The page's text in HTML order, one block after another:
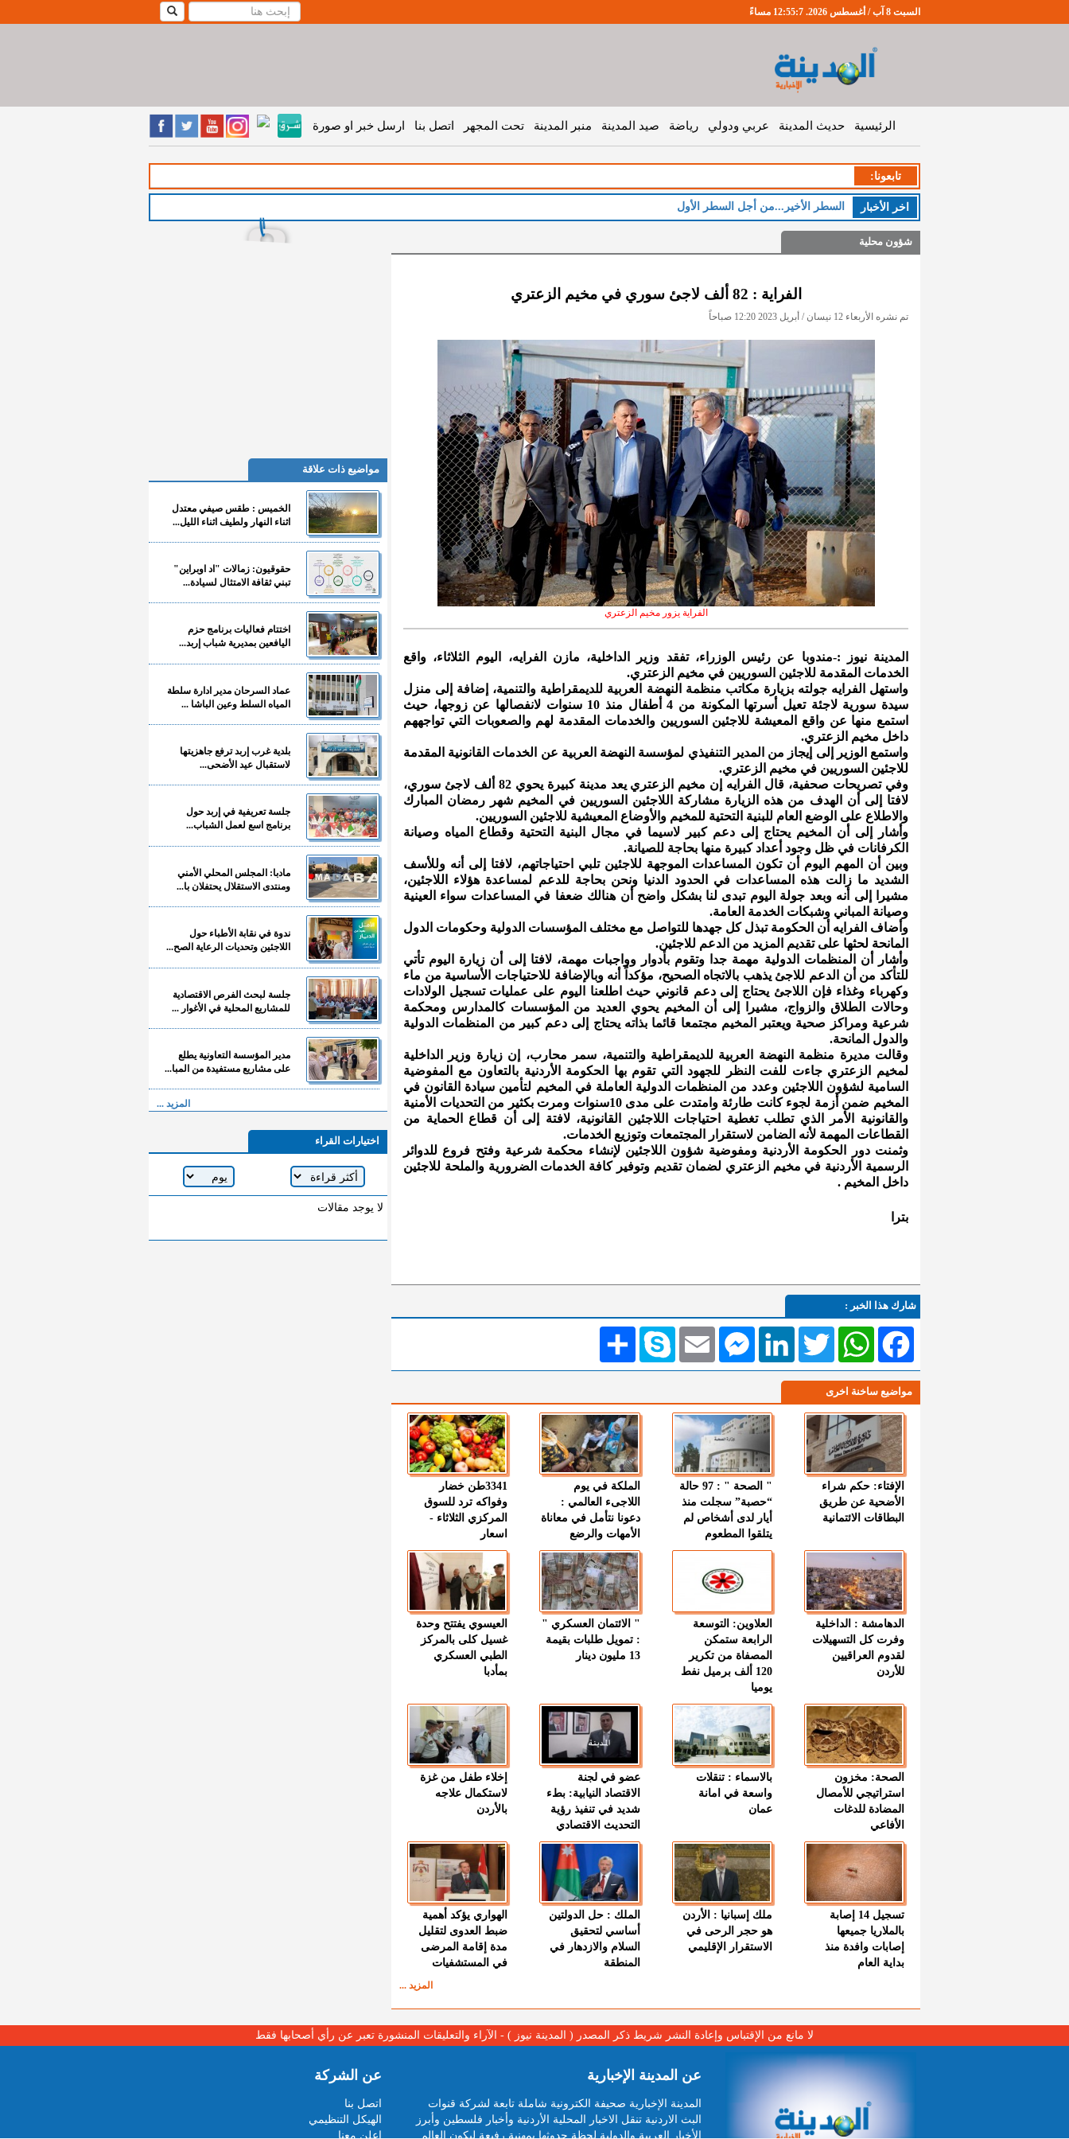
السبت 8 آب / أغسطس 2026. 12:55:8 مساءً
الرئيسية حديث المدينة عربي ودولي رياضة صيد المدينة منبر المدينة تحت المجهر اتصل بنا ارسل خبر او صورة
تابعونا:
اخر اﻷخبار السطر الأخير...من أجل السطر الأول
شؤون محلية
الفراية : 82 ألف لاجئ سوري في مخيم الزعتري
تم نشره الأربعاء 12 نيسان / أبريل 2023 12:20 صباحاً
الفراية يزور مخيم الزعتري
المدينة نيوز :-مندوبا عن رئيس الوزراء، تفقد وزير الداخلية، مازن الفرايه، اليوم الثلاثاء، واقع
الخدمات المقدمة للاجئين السوريين في مخيم الزعتري.
واستهل الفرايه جولته بزيارة مكاتب منظمة النهضة العربية للديمقراطية والتنمية، إضافة إلى منزل
سيدة سورية لاجئة تعيل أسرتها المكونة من 4 أطفال منذ 10 سنوات لانفصالها عن زوجها، حيث
استمع منها عن واقع المعيشة للاجئين السوريين والخدمات المقدمة لهم والصعوبات التي تواجههم
داخل مخيم الزعتري.
واستمع الوزير إلى إيجاز من المدير التنفيذي لمؤسسة النهضة العربية عن الخدمات القانونية المقدمة
للاجئين السوريين في مخيم الزعتري.
وفي تصريحات صحفية، قال الفرايه إن مخيم الزعتري يعد مدينة كبيرة يحوي 82 ألف لاجئ سوري،
لافتا إلى أن الهدف من هذه الزيارة مشاركة اللاجئين السوريين في المخيم شهر رمضان المبارك
والاطلاع على الوضع العام للبنية التحتية للمخيم والأوضاع المعيشية للاجئين السوريين.
وأشار إلى أن المخيم يحتاج إلى دعم كبير لاسيما في مجال البنية التحتية وقطاع المياه وصيانة
الكرفانات في ظل وجود أعداد كبيرة منها بحاجة للصيانة.
وبين أن المهم اليوم أن تكون المساعدات الموجهة للاجئين تلبي احتياجاتهم، لافتا إلى أنه وللأسف
الشديد ما زالت هذه المساعدات في الحدود الدنيا ونحن بحاجة للدعم لمساعدة هؤلاء اللاجئين،
مشيرا إلى أنه وبعد جولة اليوم تبدى لنا بشكل واضح أن هنالك ضعفا في المساعدات سواء العينية
وصيانة المباني وشبكات الخدمة العامة.
وأضاف الفرايه أن الحكومة تبذل كل جهدها للتواصل مع مختلف المؤسسات الدولية وحكومات الدول
المانحة لحثها على تقديم المزيد من الدعم للاجئين.
وأشار أن المنظمات الدولية مهمة جدا وتقوم بأدوار وواجبات مهمة، لافتا إلى أن زيارة اليوم تأتي
للتأكد من أن الدعم للاجئ يذهب بالاتجاه الصحيح، مؤكداً أنه وبالإضافة للاحتياجات الأساسية من ماء
وكهرباء وغذاء فإن اللاجئ يحتاج إلى دعم قانوني حيث اطلعنا اليوم على عمليات تسجيل الولادات
وحالات الطلاق والزواج، مشيرا إلى أن المخيم يحوي العديد من المؤسسات كالمدارس ومحكمة
شرعية ومراكز صحية ويعتبر المخيم مجتمعا قائما بذاته يحتاج إلى دعم كبير من المنظمات الدولية
والدول المانحة.
وقالت مديرة منظمة النهضة العربية للديمقراطية والتنمية، سمر محارب، إن زيارة وزير الداخلية
لمخيم الزعتري جاءت للفت النظر للجهود التي تقوم بها الحكومة الأردنية بالتعاون مع المفوضية
السامية لشؤون اللاجئين وعدد من المنظمات الدولية العاملة في المخيم لتأمين سيادة القانون في
المخيم ضمن أزمة لجوء كانت طارئة وامتدت على مدى 10سنوات ومرت بكثير من التحديات الأمنية
والقانونية الأمر الذي تطلب تغطية احتياجات اللاجئين القانونية، لافتة إلى أن قطاع الحماية من
القطاعات المهمة لأنه الضامن لاستقرار المجتمعات وتوزيع الخدمات.
وثمنت دور الحكومة الأردنية ومفوضية شؤون اللاجئين لإنشاء محكمة شرعية وفتح فروع للدوائر
الرسمية الأردنية في مخيم الزعتري لضمان تقديم وتوفير كافة الخدمات الضرورية والملحة للاجئين
داخل المخيم .
بترا
شارك هذا الخبر :
انشر Skype EmailMessengerLinkedIn TwitterWhatsAppFacebook
مواضيع ساخنة اخرى
الإفتاء: حكم شراء
الأضحية عن طريق
البطاقات الائتمانية
" الصحة " : 97 حالة
“حصبة” سجلت منذ
أيار لدى أشخاص لم
يتلقوا المطعوم
الملكة في يوم
اللاجىء العالمي :
دعونا نتأمل في معاناة
الأمهات والرضع
3341طن خضار
وفواكه ترد للسوق
المركزي الثلاثاء -
اسعار
الدهامشة : الداخلية
وفرت كل التسهيلات
لقدوم العراقيين
للأردن
العلاوين: التوسعة
الرابعة ستمكن
المصفاة من تكرير
120 ألف برميل نفط
يوميا
" الائتمان العسكري "
: تمويل طلبات بقيمة
13 مليون دينار
العيسوي يفتتح وحدة
غسيل كلى بالمركز
الطبي العسكري
بمأدبا
الصحة: مخزون
استراتيجي للأمصال
المضادة للدغات
الأفاعي
بالاسماء : تنقلات
واسعة في امانة
عمان
عضو في لجنة
الاقتصاد النيابية: بطء
شديد في تنفيذ رؤية
التحديث الاقتصادي
إخلاء طفل من غزة
لاستكمال علاجه
بالأردن
تسجيل 14 إصابة
بالملاريا جميعها
إصابات وافدة منذ
بداية العام
ملك إسبانيا : الأردن
هو حجر الرحى في
الاستقرار الإقليمي
الملك : حل الدولتين
أساسي لتحقيق
السلام والازدهار في
المنطقة
الهواري يؤكد أهمية
ضبط العدوى لتقليل
مدة إقامة المرضى
في المستشفيات
المزيد ...
مواضيع ذات علاقة
الخميس : طقس صيفي معتدل
اثناء النهار ولطيف اثناء الليل...
حقوقيون: زمالات "اد اوبراين"
تبني ثقافة الامتثال لسيادة...
اختتام فعاليات برنامج حزم
اليافعين بمديرية شباب إربد...
عماد السرحان مدير ادارة سلطة
المياه السلط وعين الباشا ...
بلدية غرب إربد ترفع جاهزيتها
لاستقبال عيد الأضحى...
جلسة تعريفية في إربد حول
برنامج اسع لعمل الشباب...
مادبا: المجلس المحلي الأمني
ومنتدى الاستقلال يحتفلان با...
ندوة في نقابة الأطباء حول
اللاجئين وتحديات الرعاية الصح...
جلسة لبحث الفرص الاقتصادية
للمشاريع المحلية في الأغوار ...
مدير المؤسسة التعاونية يطلع
على مشاريع مستفيدة من المبا...
المزيد ...
اختيارات القراء
لا يوجد مقالات
لا مانع من الإقتباس وإعادة النشر شريط ذكر المصدر ( المدينة نيوز ) - الآراء والتعليقات المنشورة تعبر عن رأي أصحابها فقط
عن المدينة الإخبارية
المدينة الإخبارية صحيفة الكترونية شاملة تابعة لشركة قنوات
البث الاردنية تنقل الاخبار المحلية الأردنية وأخبار فلسطين وأبرز
الأخبار العربية والدولية لحظة حدوثها بمهنية رفيعة ليكون العالم
عن الشركة
اتصل بنا
الهيكل التنظيمي
اعلن معنا